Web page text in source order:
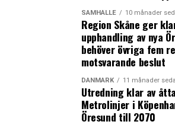
SAMHÄLLE 10 månader
Region Skåne ger
upphandling av nya
behöver övriga fem
motsvarande beslut
DANMARK 11 månader
Utredning klar av
Metrolinjer i
Öresund till 2070